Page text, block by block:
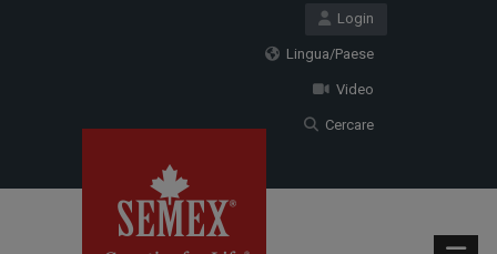
Login
Lingua/Paese
Video
Cercare